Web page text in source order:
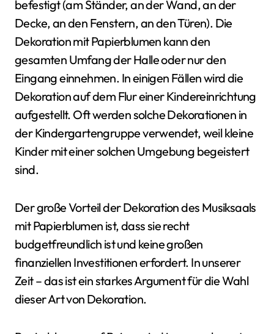
befestigt (am Ständer, an der Wand, an der
Decke, an den Fenstern, an den Türen). Die
Dekoration mit Papierblumen kann den
gesamten Umfang der Halle oder nur den
Eingang einnehmen. In einigen Fällen wird die
Dekoration auf dem Flur einer Kindereinrichtung
aufgestellt. Oft werden solche Dekorationen in
der Kindergartengruppe verwendet, weil kleine
Kinder mit einer solchen Umgebung begeistert
sind.
Der große Vorteil der Dekoration des Musiksaals
mit Papierblumen ist, dass sie recht
budgetfreundlich ist und keine großen
finanziellen Investitionen erfordert. In unserer
Zeit – das ist ein starkes Argument für die Wahl
dieser Art von Dekoration.